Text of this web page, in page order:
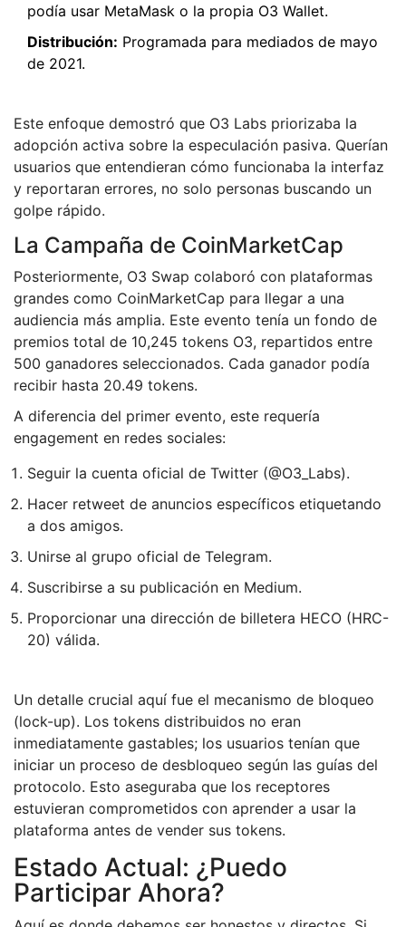
podía usar MetaMask o la propia O3 Wallet.
Distribución: Programada para mediados de mayo
de 2021.
Este enfoque demostró que O3 Labs priorizaba la
adopción activa sobre la especulación pasiva. Querían
usuarios que entendieran cómo funcionaba la interfaz
y reportaran errores, no solo personas buscando un
golpe rápido.
La Campaña de CoinMarketCap
Posteriormente, O3 Swap colaboró con plataformas
grandes como CoinMarketCap para llegar a una
audiencia más amplia. Este evento tenía un fondo de
premios total de 10,245 tokens O3, repartidos entre
500 ganadores seleccionados. Cada ganador podía
recibir hasta 20.49 tokens.
A diferencia del primer evento, este requería
engagement en redes sociales:
Seguir la cuenta oficial de Twitter (@O3_Labs).
Hacer retweet de anuncios específicos etiquetando
a dos amigos.
Unirse al grupo oficial de Telegram.
Suscribirse a su publicación en Medium.
Proporcionar una dirección de billetera HECO (HRC-
20) válida.
Un detalle crucial aquí fue el mecanismo de bloqueo
(lock-up). Los tokens distribuidos no eran
inmediatamente gastables; los usuarios tenían que
iniciar un proceso de desbloqueo según las guías del
protocolo. Esto aseguraba que los receptores
estuvieran comprometidos con aprender a usar la
plataforma antes de vender sus tokens.
Estado Actual: ¿Puedo
Participar Ahora?